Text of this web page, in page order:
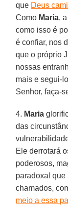
que Deus
Como Maria,
como isso é
é confiar, nos
que o próprio
nossas
mais e segui-
Senhor, faça-
4. Maria
das
Ele derrotará
poderosos,
paradoxal que
chamados,
meio a essa